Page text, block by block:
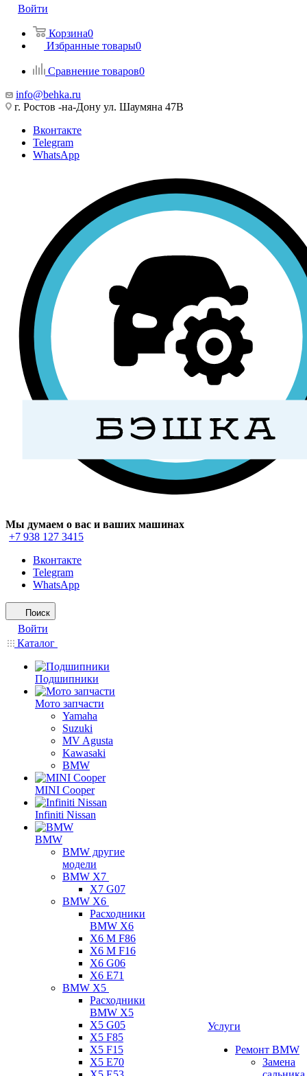
Войти
Корзина0
Избранные товары0
Сравнение товаров0
info@behka.ru
г. Ростов -на-Дону ул. Шаумяна 47В
Вконтакте
Telegram
WhatsApp
Мы думаем о вас и ваших машинах
+7 938 127 3415
Вконтакте
Telegram
WhatsApp
Поиск
Войти
Каталог
Подшипники
Мото запчасти
Yamaha
Suzuki
MV Agusta
Kawasaki
BMW
MINI Cooper
Infiniti Nissan
BMW
BMW другие
модели
BMW X7
X7 G07
BMW X6
Расходники
BMW X6
X6 M F86
X6 M F16
X6 G06
X6 E71
BMW X5
Расходники
BMW X5
X5 G05
X5 F85
X5 F15
X5 E70
Услуги
Ремонт BMW
Замена